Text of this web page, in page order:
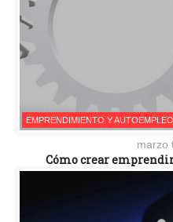
EMPRENDIMIENTO Y AUTOEMPLEO
marzo
Cómo crear